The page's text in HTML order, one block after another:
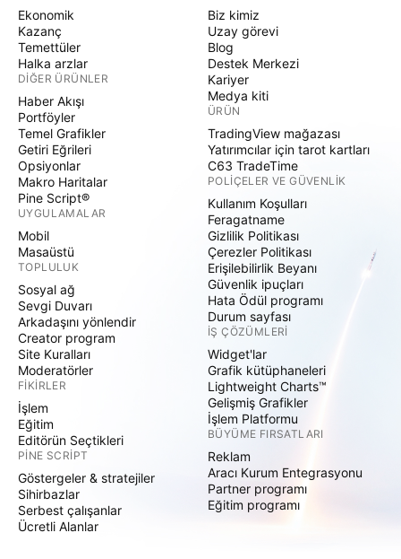
Ekonomik
Kazanç
Temettüler
Halka arzlar
DIĞER ÜRÜNLER
Haber Akışı
Portföyler
Temel Grafikler
Getiri Eğrileri
Opsiyonlar
Makro Haritalar
Pine Script®
UYGULAMALAR
Mobil
Masaüstü
TOPLULUK
Sosyal ağ
Sevgi Duvarı
Arkadaşını yönlendir
Creator program
Site Kuralları
Moderatörler
FIKIRLER
İşlem
Eğitim
Editörün Seçtikleri
PINE SCRIPT
Göstergeler & stratejiler
Sihirbazlar
Serbest çalışanlar
Ücretli Alanlar
Biz kimiz
Uzay görevi
Blog
Destek Merkezi
Kariyer
Medya kiti
ÜRÜN
TradingView mağazası
Yatırımcılar için tarot kartları
C63 TradeTime
POLIÇELER VE GÜVENLIK
Kullanım Koşulları
Feragatname
Gizlilik Politikası
Çerezler Politikası
Erişilebilirlik Beyanı
Güvenlik ipuçları
Hata Ödül programı
Durum sayfası
İŞ ÇÖZÜMLERI
Widget'lar
Grafik kütüphaneleri
Lightweight Charts™
Gelişmiş Grafikler
İşlem Platformu
BÜYÜME FIRSATLARI
Reklam
Aracı Kurum Entegrasyonu
Partner programı
Eğitim programı